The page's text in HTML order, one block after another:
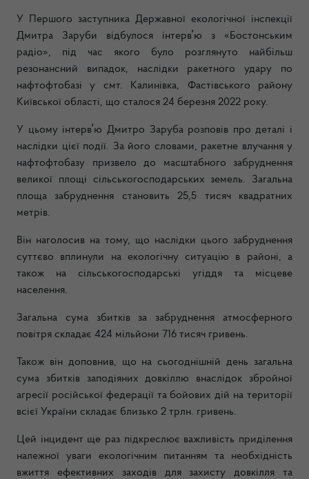
У Першого заступника Державної екологічної інспекції
Дмитра Заруби відбулося інтервʼю з «Бостонським
радіо», під час якого було розглянуто найбільш
резонансний випадок, наслідки ракетного удару по
нафтофтобазі у смт. Калинівка, Фастівського району
Київської області, що сталося 24 березня 2022 року.
У цьому інтервʼю Дмитро Заруба розповів про деталі і
наслідки цієї події. За його словами, ракетне влучання у
нафтофтобазу призвело до масштабного забруднення
великої площі сільськогосподарських земель. Загальна
площа забруднення становить 25,5 тисяч квадратних
метрів.
Він наголосив на тому, що наслідки цього забруднення
суттєво вплинули на екологічну ситуацію в районі, а
також на сільськогосподарські угіддя та місцеве
населення.
Загальна сума збитків за забруднення атмосферного
повітря складає 424 мільйони 716 тисяч гривень.
Також він доповнив, що на сьогоднішній день загальна
сума збитків заподіяних довкіллю внаслідок збройної
агресії російської федерації та бойових дій на території
всієї України складає близько 2 трлн. гривень.
Цей інцидент ще раз підкреслює важливість приділення
належної уваги екологічним питанням та необхідність
вжиття ефективних заходів для захисту довкілля та